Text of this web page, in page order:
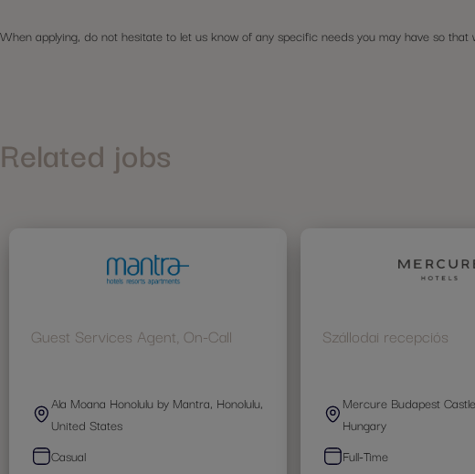
When applying, do not hesitate to let us know of any specific needs you may have so
Related jobs
Guest Services Agent, On-Call
Ala Moana Honolulu by Mantra, Honolulu,
United States
Casual
Szállodai recepciós
Mercure Budapest
Hungary
Full-Time